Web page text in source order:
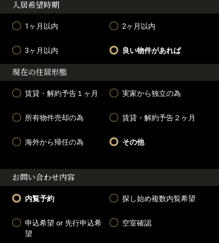
入居希望時期
1ヶ月以内 2ヶ月以内
3ヶ月以内 良い物件があれば
現在の住居形態
賃貸・解約予告１ヶ月 実家から独立の為
所有物件売却の為 賃貸・解約予告２ヶ月
海外から帰任の為 その他
お問い合わせ内容
内覧予約 探し始め複数内覧希望
申込希望 or 先行申込希
望
空室確認